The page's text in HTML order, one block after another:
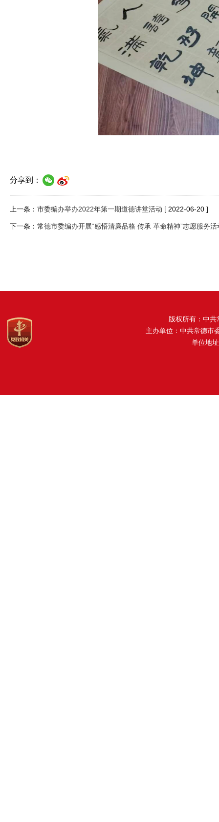
分享到：
上一条： 市委编办举办2022年第一期道德讲堂活动 [ 2022-06-20 ]
下一条： 常德市委编办开展“感悟清廉品格 传承 革命精神”志愿服务活
版权所有：中
主办单位：中共常德市
单位地